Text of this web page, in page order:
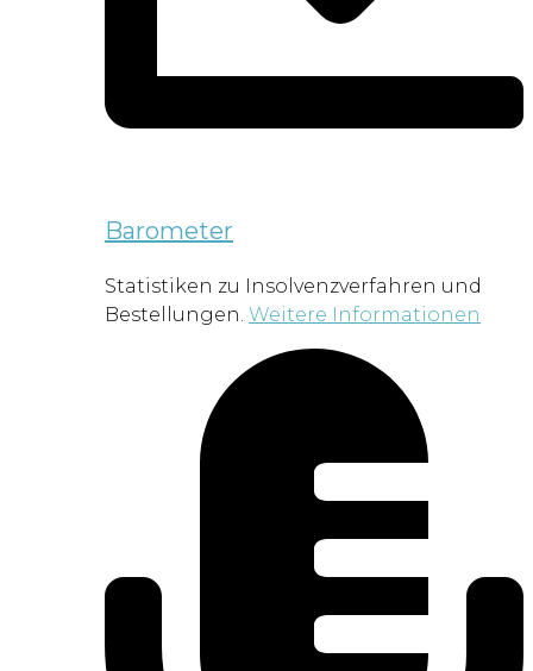
Barometer
Statistiken zu Insolvenzverfahren und
Bestellungen. Weitere Informationen